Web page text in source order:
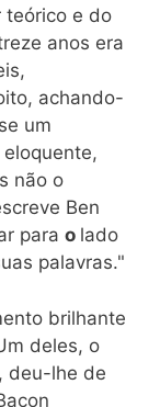
teórico e do
anos era
achando-
um
não o
Ben
para o lado
palavras."
brilhante
deles, o
deu-lhe de